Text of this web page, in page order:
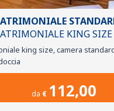
KING SIZE
king size, camera
da € 112,00